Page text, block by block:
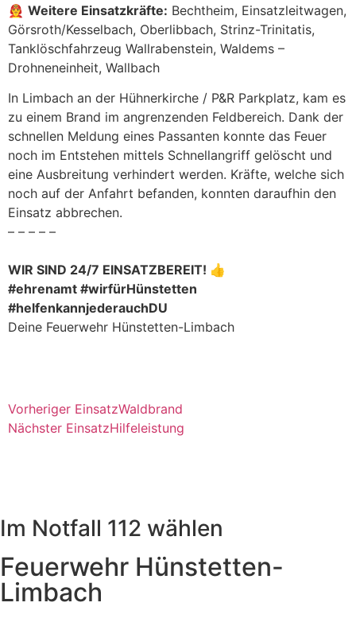
👨‍🚒 Weitere Einsatzkräfte: Bechtheim, Einsatzleitwagen,
Görsroth/Kesselbach, Oberlibbach, Strinz-Trinitatis,
Tanklöschfahrzeug Wallrabenstein, Waldems –
Drohneneinheit, Wallbach
In Limbach an der Hühnerkirche / P&R Parkplatz, kam es
zu einem Brand im angrenzenden Feldbereich. Dank der
schnellen Meldung eines Passanten konnte das Feuer
noch im Entstehen mittels Schnellangriff gelöscht und
eine Ausbreitung verhindert werden. Kräfte, welche sich
noch auf der Anfahrt befanden, konnten daraufhin den
Einsatz abbrechen.
– – – – –
WIR SIND 24/7 EINSATZBEREIT! 👍
#ehrenamt #wirfürHünstetten
#helfenkannjederauchDU
Deine Feuerwehr Hünstetten-Limbach
Vorheriger EinsatzWaldbrand
Nächster EinsatzHilfeleistung
Im Notfall 112 wählen
Feuerwehr Hünstetten-
Limbach